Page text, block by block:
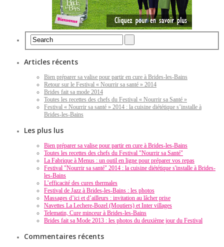
Articles récents
Bien préparer sa valise pour partir en cure à Brides-les-Bains
Retour sur le Festival « Nourrir sa santé » 2014
Brides fait sa mode 2014
Toutes les recettes des chefs du Festival « Nourrir sa Santé »
Festival « Nourrir sa santé » 2014 : la cuisine diététique s’installe à
Brides-les-Bains
Les plus lus
Bien préparer sa valise pour partir en cure à Brides-les-Bains
Toutes les recettes des chefs du Festival "Nourrir sa Santé"
La Fabrique à Menus : un outil en ligne pour préparer vos repas
Festival "Nourrir sa santé" 2014 : la cuisine diététique s'installe à Brides-
les-Bains
L’efficacité des cures thermales
Festival de Jazz à Brides-les-Bains : les photos
Massages d’ici et d’ailleurs : invitation au lâcher prise
Navettes La Lechere-Bozel (Moutiers) et Inter villages
Telematin, Cure minceur à Brides-les-Bains
Brides fait sa Mode 2013 : les photos du deuxième jour du Festival
Commentaires récents